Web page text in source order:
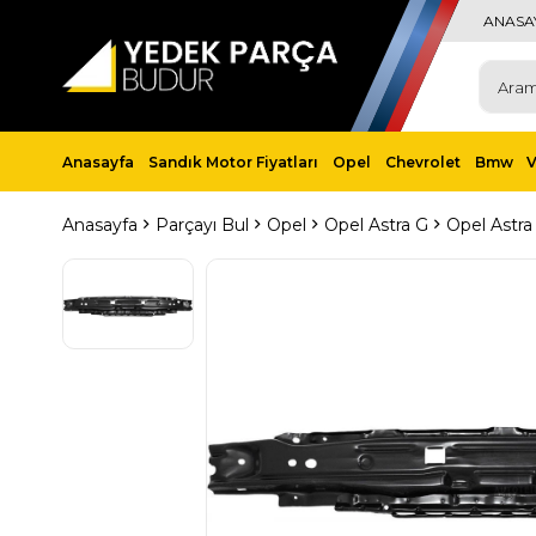
Anasayfa Sandık Motor Fiyatları Opel Chevrolet Bmw
Anasayfa Parçayı Bul Opel Opel Astra G Opel